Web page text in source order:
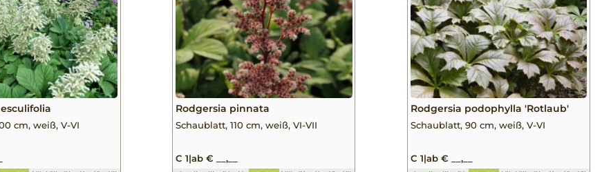
cm, weiß, V-VI
Rodgersia pinnata
Schaublatt, 110 cm, weiß, VI-VII
C 1|ab € __,__
Rodgersia podophylla 'Rotlaub'
Schaublatt, 90 cm, weiß, V-VI
C 1|ab € __,__